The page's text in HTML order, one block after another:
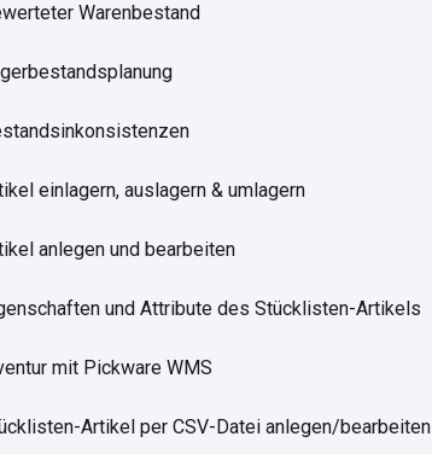
Warenbestand
einlagern, auslagern & umlagern
anlegen und bearbeiten
und Attribute des Stücklisten-Artikels
mit Pickware WMS
Artikel per CSV-Datei anlegen/bearbeiten